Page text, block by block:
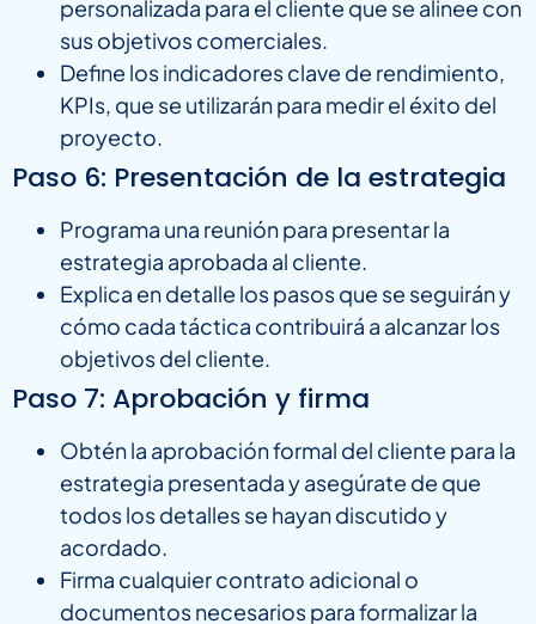
personalizada para el cliente que se alinee con
sus objetivos comerciales.
Define los indicadores clave de rendimiento,
KPIs, que se utilizarán para medir el éxito del
proyecto.
Paso 6: Presentación de la estrategia
Programa una reunión para presentar la
estrategia aprobada al cliente.
Explica en detalle los pasos que se seguirán y
cómo cada táctica contribuirá a alcanzar los
objetivos del cliente.
Paso 7: Aprobación y firma
Obtén la aprobación formal del cliente para la
estrategia presentada y asegúrate de que
todos los detalles se hayan discutido y
acordado.
Firma cualquier contrato adicional o
documentos necesarios para formalizar la